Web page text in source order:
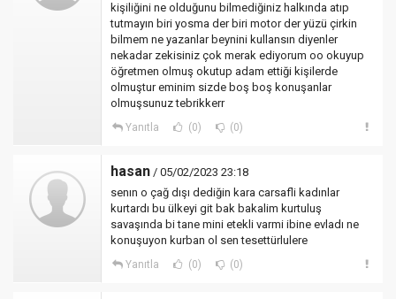
kişiliğini ne olduğunu bilmediğiniz halkında atıp
tutmayın biri yosma der biri motor der yüzü çirkin
bilmem ne yazanlar beynini kullansın diyenler
nekadar zekisiniz çok merak ediyorum oo okuyup
öğretmen olmuş okutup adam ettiği kişilerde
olmuştur eminim sizde boş boş konuşanlar
olmuşsunuz tebrikkerr
Yanıtla (0) (0)
hasan / 05/02/2023 23:18
senın o çağ dışı dediğin kara carsafli kadınlar
kurtardı bu ülkeyi git bak bakalim kurtuluş
savaşında bi tane mini etekli varmi ibine evladı ne
konuşuyon kurban ol sen tesettürlulere
Yanıtla (0) (0)